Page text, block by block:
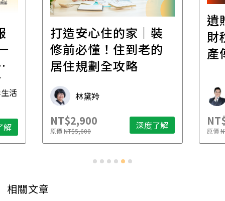
活
解
打造安心住的家｜裝
修前必懂！住到老的
居住規劃全攻略
林黛羚
NT$2,900
原價NT$5,600 深度了解
遺
財
產
原價
相關文章